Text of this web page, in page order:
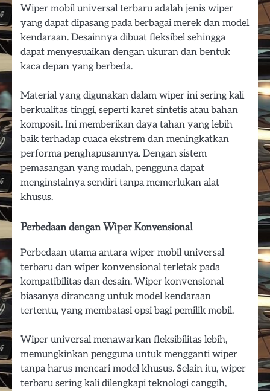
Wiper mobil universal terbaru adalah jenis wiper
yang dapat dipasang pada berbagai merek dan model
kendaraan. Desainnya dibuat fleksibel sehingga
dapat menyesuaikan dengan ukuran dan bentuk
kaca depan yang berbeda.
Material yang digunakan dalam wiper ini sering kali
berkualitas tinggi, seperti karet sintetis atau bahan
komposit. Ini memberikan daya tahan yang lebih
baik terhadap cuaca ekstrem dan meningkatkan
performa penghapusannya. Dengan sistem
pemasangan yang mudah, pengguna dapat
menginstalnya sendiri tanpa memerlukan alat
khusus.
Perbedaan dengan Wiper Konvensional
Perbedaan utama antara wiper mobil universal
terbaru dan wiper konvensional terletak pada
kompatibilitas dan desain. Wiper konvensional
biasanya dirancang untuk model kendaraan
tertentu, yang membatasi opsi bagi pemilik mobil.
Wiper universal menawarkan fleksibilitas lebih,
memungkinkan pengguna untuk mengganti wiper
tanpa harus mencari model khusus. Selain itu, wiper
terbaru sering kali dilengkapi teknologi canggih,